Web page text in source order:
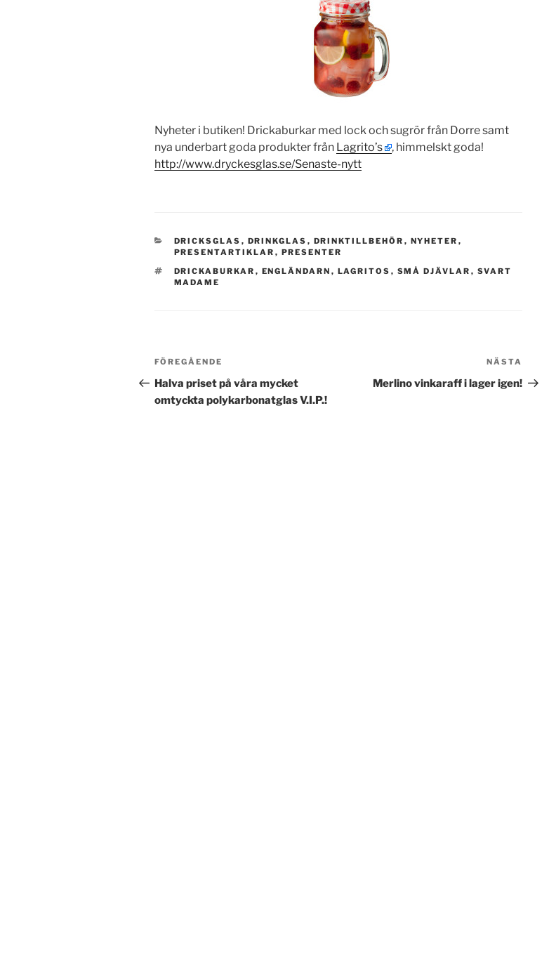
Nyheter i butiken! Drickaburkar med lock och sugrör från Dorre samt
nya underbart goda produkter från Lagrito’s
, himmelskt goda!
http://www.dryckesglas.se/Senaste-nytt
KATEGORIER
DRICKSGLAS , DRINKGLAS , DRINKTILLBEHÖR , NYHETER ,
PRESENTARTIKLAR , PRESENTER
TAGGAR
DRICKABURKAR , ENGLÄNDARN , LAGRITOS , SMÅ DJÄVLAR , SVART
MADAME
Inläggsnavigering
Föregående
inlägg
FÖREGÅENDE
Halva priset på våra mycket
omtyckta polykarbonatglas V.I.P.!
inlägg
NÄSTA
Merlino vinkaraff i lager igen!